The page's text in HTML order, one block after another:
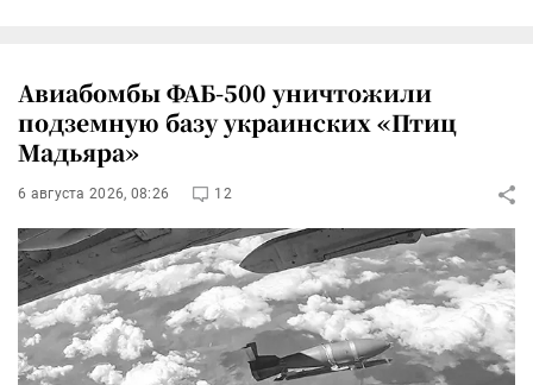
Авиабомбы ФАБ-500 уничтожили
подземную базу украинских «Птиц
Мадьяра»
6 августа 2026, 08:26 12